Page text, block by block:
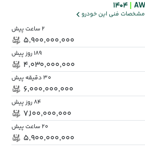
1404
مشخصات فنی این خودرو
2 ساعت پیش
۵٬۹۰۰٬۰۰۰٬۰۰۰
189 روز پیش
۴٬۰۳۰٬۰۰۰٬۰۰۰
30 دقیقه پیش
۶٬۰۰۰٬۰۰۰٬۰۰۰
84 روز پیش
۷٬۱۰۰٬۰۰۰٬۰۰۰
20 ساعت پیش
۵٬۹۰۰٬۰۰۰٬۰۰۰